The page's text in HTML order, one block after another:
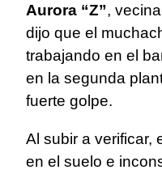
Aurora “Z”,
dijo que el
trabajando en el
en la segunda
fuerte golpe.
Al subir a verificar,
en el suelo e